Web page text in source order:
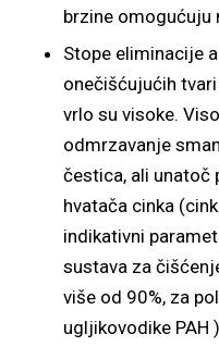
brzine omogućuju
Stope eliminacije
onečišćujućih
vrlo su visoke.
odmrzavanje
čestica, ali unatoč
hvatača cinka
indikativni
sustava za
više od 90%, za
ugljikovodike PAH